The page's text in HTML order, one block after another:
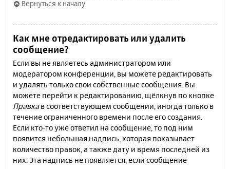
Вернуться к началу
Как мне отредактировать или удалить
сообщение?
Если вы не являетесь администратором или
модератором конференции, вы можете редактировать
и удалять только свои собственные сообщения. Вы
можете перейти к редактированию, щёлкнув по кнопке
Правкав соответствующем сообщении, иногда только в
течение ограниченного времени после его создания.
Если кто-то уже ответил на сообщение, то под ним
появится небольшая надпись, которая показывает
количество правок, а также дату и время последней из
них. Эта надпись не появляется, если сообщение